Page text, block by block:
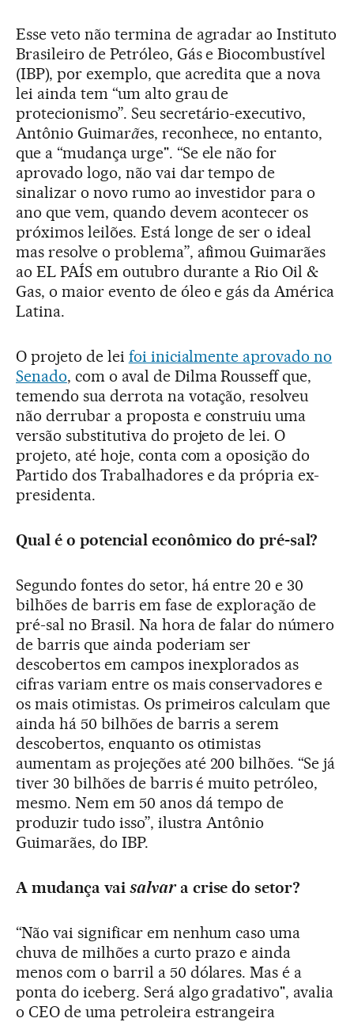
Esse veto não termina de agradar ao Instituto
Brasileiro de Petróleo, Gás e Biocombustível
(IBP), por exemplo, que acredita que a nova
lei ainda tem “um alto grau de
protecionismo”. Seu secretário-executivo,
Antônio Guimarães, reconhece, no entanto,
que a “mudança urge". “Se ele não for
aprovado logo, não vai dar tempo de
sinalizar o novo rumo ao investidor para o
ano que vem, quando devem acontecer os
próximos leilões. Está longe de ser o ideal
mas resolve o problema”, afimou Guimarães
ao EL PAÍS em outubro durante aRio Oil &
Gas, o maior evento de óleo e gás da América
Latina.
O projeto de lei foi inicialmente aprovado no
Senado, com o aval de Dilma Rousseff que,
temendo sua derrota na votação, resolveu
não derrubar a proposta e construiu uma
versão substitutiva do projeto de lei. O
projeto, até hoje, conta com a oposição do
Partido dos Trabalhadores e da própria ex-
presidenta.
Qual é o potencial econômico do pré-sal?
Segundo fontes do setor, há entre 20 e 30
bilhões de barris em fase de exploração de
pré-sal no Brasil. Na hora de falar do número
de barris que ainda poderiam ser
descobertos em campos inexplorados as
cifras variam entre os mais conservadores e
os mais otimistas. Os primeiros calculam que
ainda há 50 bilhões de barris a serem
descobertos, enquanto os otimistas
aumentam as projeções até 200 bilhões. “Se já
tiver 30 bilhões de barris é muito petróleo,
mesmo. Nem em 50 anos dá tempo de
produzir tudo isso”, ilustra Antônio
Guimarães, do IBP.
A mudança vai salvara crise do setor?
“Não vai significar em nenhum caso uma
chuva de milhões a curto prazo e ainda
menos com o barril a 50 dólares. Mas é a
ponta do iceberg. Será algo gradativo", avalia
o CEO de uma petroleira estrangeira